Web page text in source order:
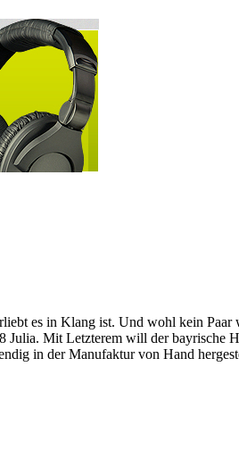
es in Klang ist. Und wohl kein Paar
Julia. Mit Letzterem will der bayrische
in der Manufaktur von Hand